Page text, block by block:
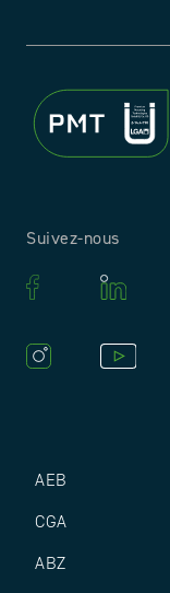
AEB
CGA
ABZ
Suivez-nous